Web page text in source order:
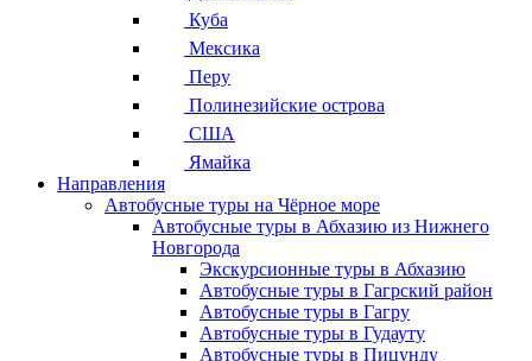
Куба
Мексика
Перу
Полинезийские острова
США
Ямайка
Направления
Автобусные туры на Чёрное море
Автобусные туры в Абхазию из Нижнего
Новгорода
Экскурсионные туры в Абхазию
Автобусные туры в Гагрский район
Автобусные туры в Гагру
Автобусные туры в Гудауту
Автобусные туры в Пицунду